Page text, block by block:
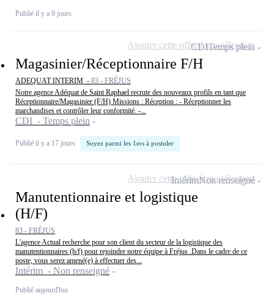
Publié il y a 9 jours
Magasinier/Réceptionnaire F/H
ADEQUAT INTERIM - 83 - FRÉJUS
Notre agence Adéquat de Saint Raphael recrute des nouveaux profils en tant que
Réceptionnaire/Magasinier (F/H) Missions : Réception : - Réceptionner les
marchandises et contrôler leur conformité. -...
CDI - Temps plein
Publié il y a 17 jours Soyez parmi les 1ers à postuler
CDITemps plein
Ajouter cette offre à ma sélection
Manutentionnaire et logistique
(H/F)
83 - FRÉJUS
L'agence Actual recherche pour son client du secteur de la logistique des
manutentionnaires (h/f) pour rejoindre notre équipe à Fréjus .Dans le cadre de ce
poste, vous serez amené(e) à effectuer des...
Intérim - Non renseigné
Publié aujourd'hui
IntérimNon renseigné
Ajouter cette offre à ma sélection